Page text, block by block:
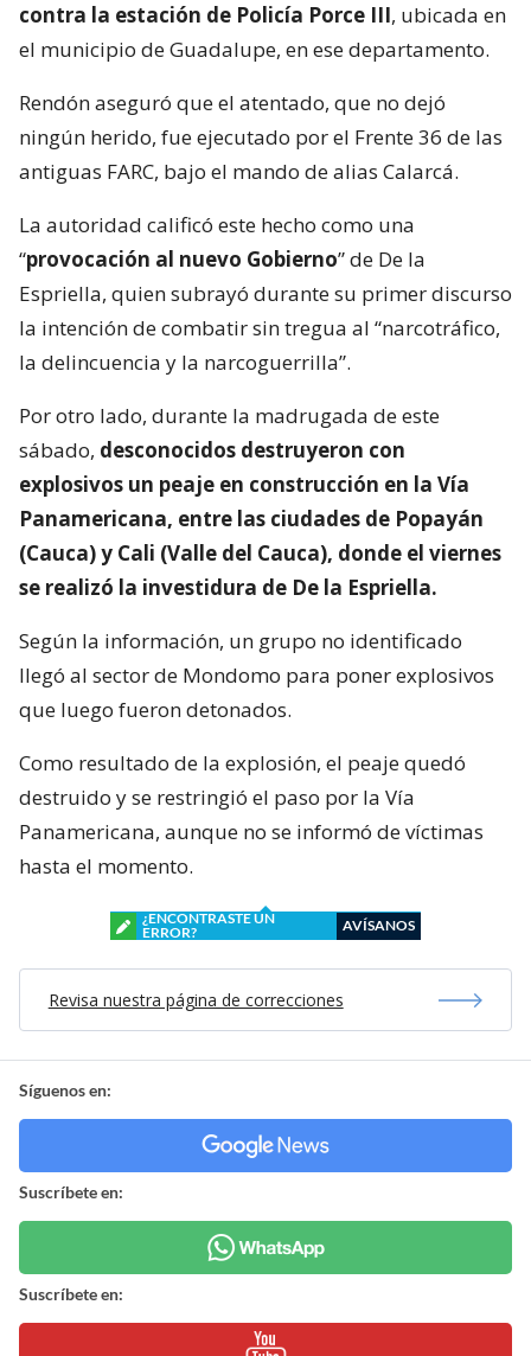
contra la estación de Policía Porce III, ubicada en
el municipio de Guadalupe, en ese departamento.
Rendón aseguró que el atentado, que no dejó
ningún herido, fue ejecutado por el Frente 36 de las
antiguas FARC, bajo el mando de alias Calarcá.
La autoridad calificó este hecho como una
“provocación al nuevo Gobierno” de De la
Espriella, quien subrayó durante su primer discurso
la intención de combatir sin tregua al “narcotráfico,
la delincuencia y la narcoguerrilla”.
Por otro lado, durante la madrugada de este
sábado, desconocidos destruyeron con
explosivos un peaje en construcción en la Vía
Panamericana, entre las ciudades de Popayán
(Cauca) y Cali (Valle del Cauca), donde el viernes
se realizó la investidura de De la Espriella.
Según la información, un grupo no identificado
llegó al sector de Mondomo para poner explosivos
que luego fueron detonados.
Como resultado de la explosión, el peaje quedó
destruido y se restringió el paso por la Vía
Panamericana, aunque no se informó de víctimas
hasta el momento.
¿ENCONTRASTE UN
ERROR?
AVÍSANOS
Revisa nuestra página de correcciones
Síguenos en:
Suscríbete en:
Suscríbete en: